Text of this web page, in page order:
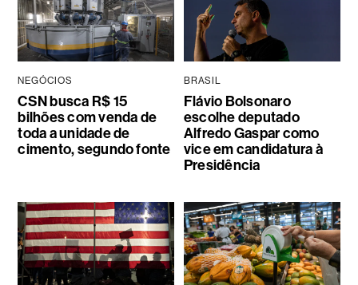
NEGÓCIOS
CSN busca R$ 15
bilhões com venda de
toda a unidade de
cimento, segundo fonte
BRASIL
Flávio Bolsonaro
escolhe deputado
Alfredo Gaspar como
vice em candidatura à
Presidência